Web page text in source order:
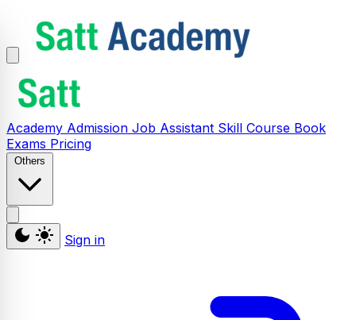
Academy Admission Job Assistant Skill Course Book
Exams Pricing
Others
Sign in